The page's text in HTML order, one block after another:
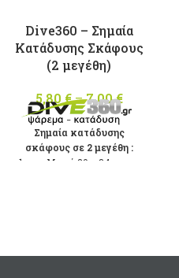
Dive360 – Σημαία
Κατάδυσης Σκάφους
(2 μεγέθη)
5,80€–7,00€
range:
through
Σημαία κατάδυσης
σκάφους σε 2 μεγέθη :
Mικρή 20 x 34cm
επιλεγούν
στη σελίδα
του
προϊόντος